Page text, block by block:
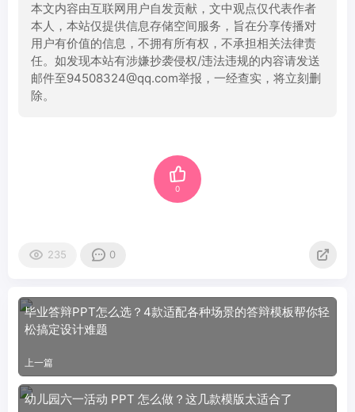
本文内容由互联网用户自发贡献，文中观点仅代表作者
本人，本站仅提供信息存储空间服务，旨在分享传播对
用户有价值的信息，不拥有所有权，不承担相关法律责
任。如发现本站有涉嫌抄袭侵权/违法违规的内容请发送
邮件至94508324@qq.com举报，一经查实，将立刻删
除。
0
235 0
毕业答辩PPT怎么选？4款适配各种场景的答辩模板帮你轻
松搞定设计难题
上一篇
幼儿园六一活动 PPT 怎么做？这几款模版太适合了